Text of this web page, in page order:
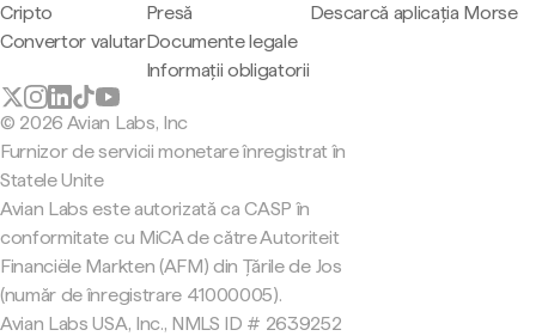
Cripto
Convertor valutar
Presă
Documente legale
Informații obligatorii
Descarcă aplicația Morse
© 2026 Avian Labs, Inc
Furnizor de servicii monetare înregistrat în
Statele Unite
Avian Labs este autorizată ca CASP în
conformitate cu MiCA de către Autoriteit
Financiële Markten (AFM) din Țările de Jos
(număr de înregistrare 41000005).
Avian Labs USA, Inc., NMLS ID # 2639252